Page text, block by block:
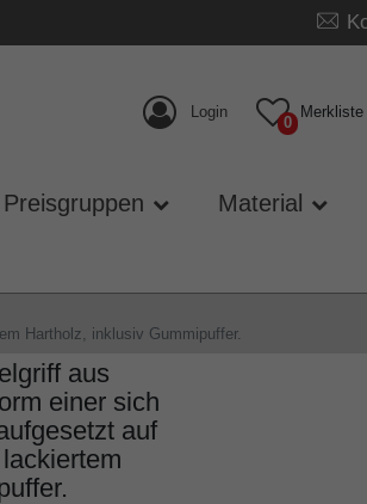
Login
0
Merkliste
Preisgruppen Material
Hartholz, inklusiv Gummipuffer.
aus
einer sich
auf